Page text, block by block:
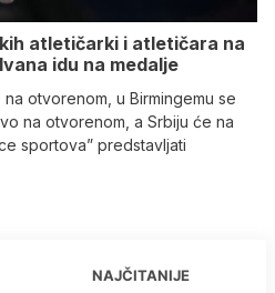
atletičarki i atletičara na
idu na medalje
otvorenom, u Birmingemu se
na otvorenom, a Srbiju će na
sportova” predstavljati
NAJČITANIJE